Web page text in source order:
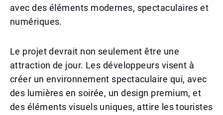
avec des éléments modernes, spectaculaires et
numériques.
Le projet devrait non seulement être une
attraction de jour. Les développeurs visent à
créer un environnement spectaculaire qui, avec
des lumières en soirée, un design premium, et
des éléments visuels uniques, attire les touristes